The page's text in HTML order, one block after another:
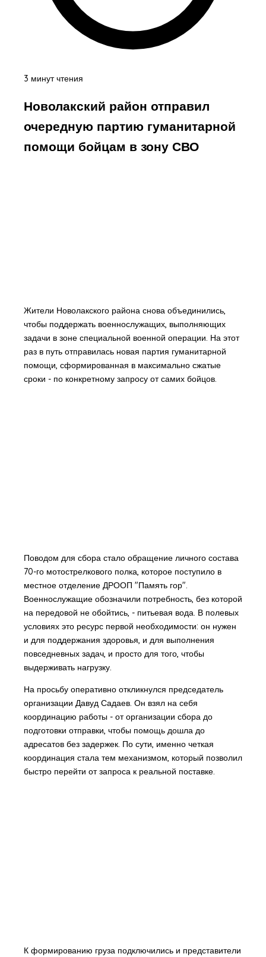
3 минут чтения
Новолакский район отправил
очередную партию гуманитарной
помощи бойцам в зону СВО
Жители Новолакского района снова объединились,
чтобы поддержать военнослужащих, выполняющих
задачи в зоне специальной военной операции. На этот
раз в путь отправилась новая партия гуманитарной
помощи, сформированная в максимально сжатые
сроки - по конкретному запросу от самих бойцов.
Поводом для сбора стало обращение личного состава
70-го мотострелкового полка, которое поступило в
местное отделение ДРООП "Память гор".
Военнослужащие обозначили потребность, без которой
на передовой не обойтись, - питьевая вода. В полевых
условиях это ресурс первой необходимости: он нужен
и для поддержания здоровья, и для выполнения
повседневных задач, и просто для того, чтобы
выдерживать нагрузку.
На просьбу оперативно откликнулся председатель
организации Давуд Садаев. Он взял на себя
координацию работы - от организации сбора до
подготовки отправки, чтобы помощь дошла до
адресатов без задержек. По сути, именно четкая
координация стала тем механизмом, который позволил
быстро перейти от запроса к реальной поставке.
К формированию груза подключились и представители